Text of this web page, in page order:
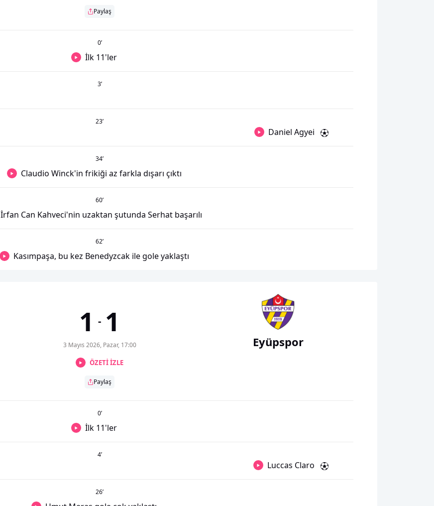
Paylaş
0’
İlk 11'ler
3’
23’
Daniel Agyei
34’
Claudio Winck'in frikiği az farkla dışarı çıktı
60’
İrfan Can Kahveci'nin uzaktan şutunda Serhat başarılı
62’
Kasımpaşa, bu kez Benedyzcak ile gole yaklaştı
1 - 1
3 Mayıs 2026, Pazar, 17:00
ÖZETİ İZLE
Paylaş
Eyüpspor
0’
İlk 11'ler
4’
Luccas Claro
26’